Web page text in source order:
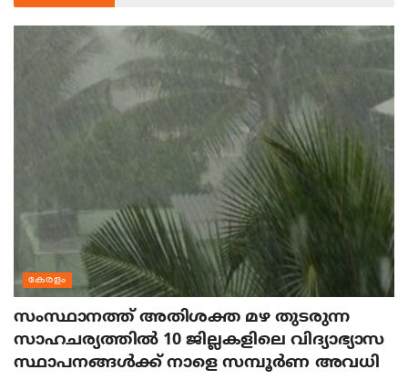
കേരളം
സംസ്ഥാനത്ത് അതിശക്ത മഴ തുടരുന്ന
സാഹചര്യത്തിൽ 10 ജില്ലകളിലെ വിദ്യാഭ്യാസ
സ്ഥാപനങ്ങൾക്ക് നാളെ സമ്പൂർണ അവധി